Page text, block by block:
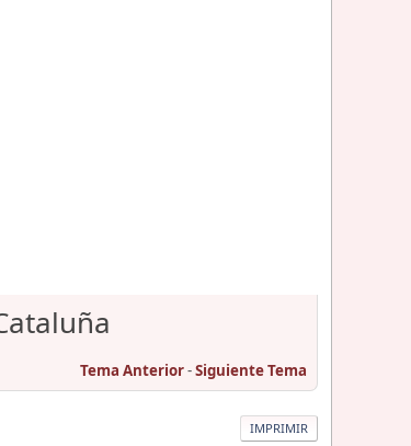
Tema Anterior-Siguiente Tema
IMPRIMIR